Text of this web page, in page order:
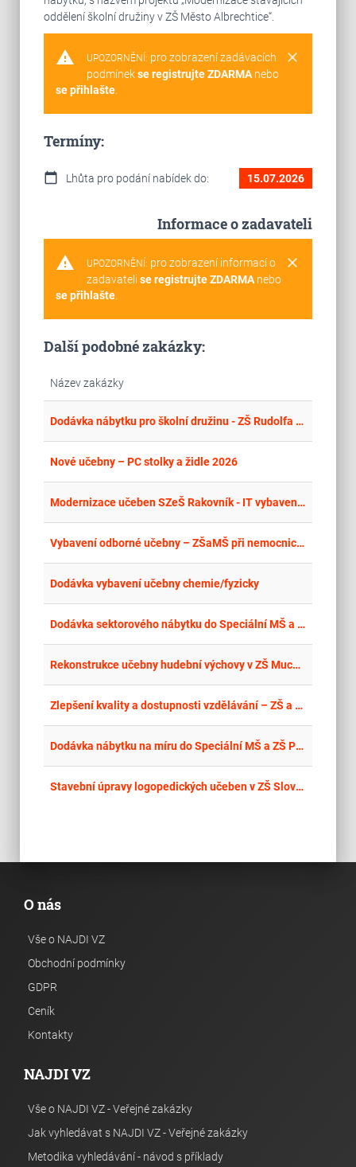
oddělení školní družiny v ZŠ Město Albrechtice“.
warning clear
UPOZORNĚNÍ: pro zobrazení zadávacích
podmínekse registrujte ZDARMAnebo
se přihlašte.
Termíny:
calendar_today Lhůta pro podání nabídek do: 15.07.2026
Informace o zadavateli
warning clear
UPOZORNĚNÍ: pro zobrazení informací o
zadavateli se registrujte ZDARMAnebo
se přihlašte.
Další podobné zakázky:
Název zakázky
Dodávka nábytku pro školní družinu - ZŠ Rudolfa Koblice, Kadaň
Nové učebny – PC stolky a židle 2026
Modernizace učeben SZeŠ Rakovník - IT vybavení a nábytek
Vybavení odborné učebny – ZŠaMŠ při nemocnici, Kadaň
Dodávka vybavení učebny chemie/fyzicky
Dodávka sektorového nábytku do Speciální MŠ a ZŠ Polička
Rekonstrukce učebny hudební výchovy v ZŠ Muchova
Zlepšení kvality a dostupnosti vzdělávání – ZŠ a MŠ Švábenice – dodávka vybavení
Dodávka nábytku na míru do Speciální MŠ a ZŠ Polička
Stavební úpravy logopedických učeben v ZŠ Slovenská, Zlín – dodávka nábytku a vybavení a dodávka IT techniky
O nás
Vše o NAJDI VZ
Obchodní podmínky
GDPR
Ceník
Kontakty
NAJDI VZ
Vše o NAJDI VZ - Veřejné zakázky
Jak vyhledávat s NAJDI VZ - Veřejné zakázky
Metodika vyhledávání - návod s příklady